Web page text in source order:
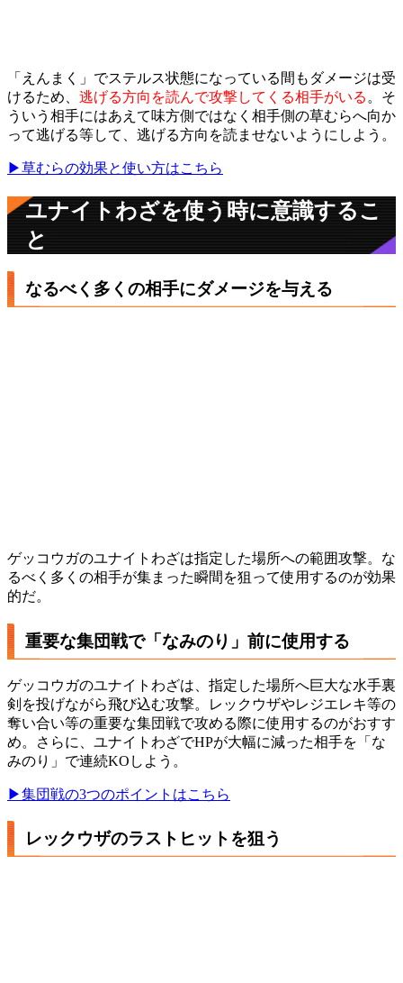
「えんまく」でステルス状態になっている間もダメージは受
けるため、 逃げる方向を読んで攻撃してくる相手がいる 。そ
ういう相手にはあえて味方側ではなく相手側の草むらへ向か
って逃げる等して、逃げる方向を読ませないようにしよう。
▶草むらの効果と使い方はこちら
ユナイトわざを使う時に意識するこ
と
なるべく多くの相手にダメージを与える
ゲッコウガのユナイトわざは指定した場所への範囲攻撃。な
るべく多くの相手が集まった瞬間を狙って使用するのが効果
的だ。
重要な集団戦で「なみのり」前に使用する
ゲッコウガのユナイトわざは、指定した場所へ巨大な水手裏
剣を投げながら飛び込む攻撃。レックウザやレジエレキ等の
奪い合い等の重要な集団戦で攻める際に使用するのがおすす
め。さらに、ユナイトわざでHPが大幅に減った相手を「な
みのり」で連続KOしよう。
▶集団戦の3つのポイントはこちら
レックウザのラストヒットを狙う